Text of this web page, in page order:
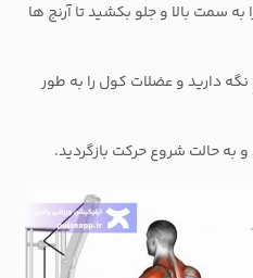
سمت بالا و جلو بکشید تا آرنج ها
دارید و عضلات کول را به طور
و به حالت شروع حرکت بازگردید.